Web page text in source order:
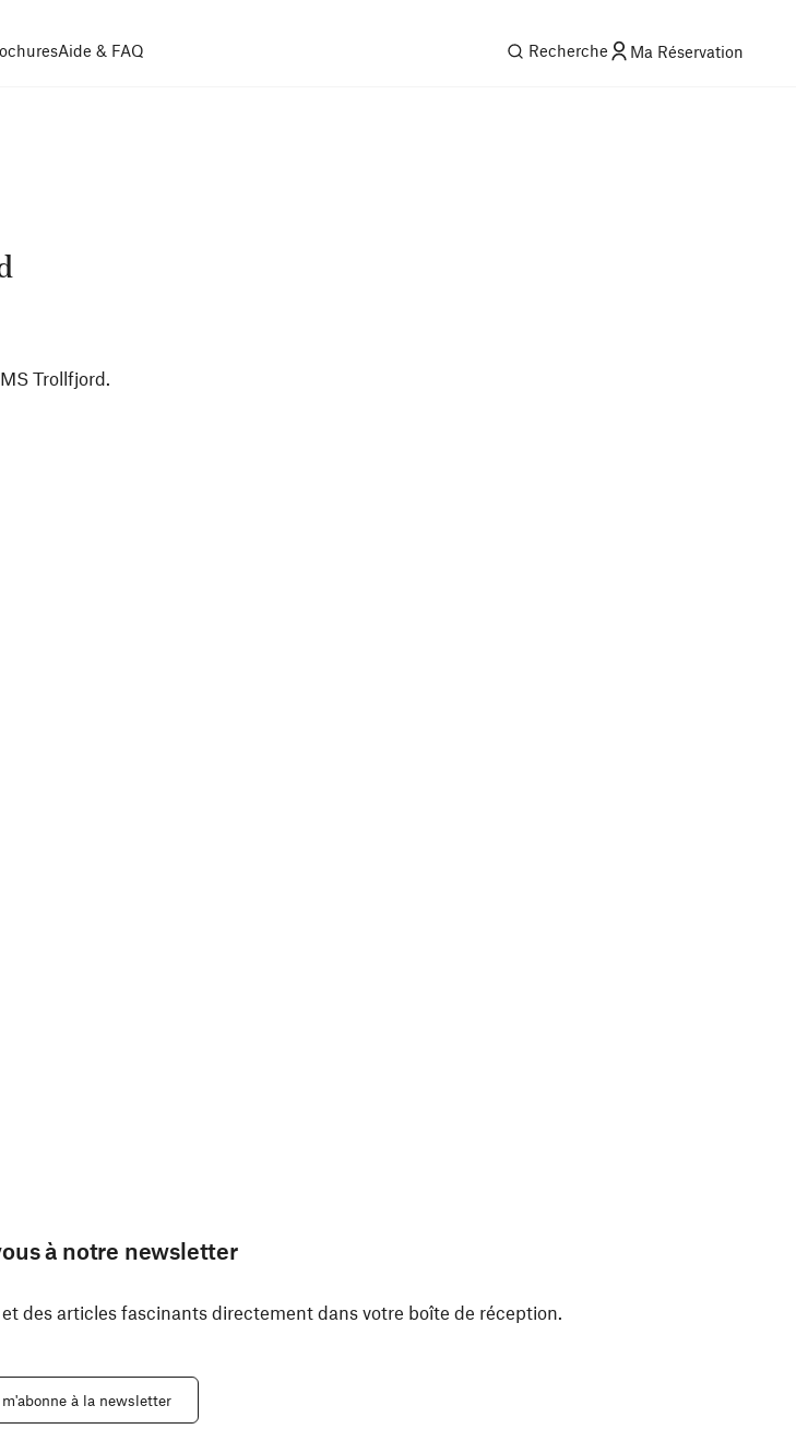
Aide & FAQ Recherche Ma Réservation
Trollfjord.
à notre newsletter
des articles fascinants directement dans votre boîte de réception.
à la newsletter